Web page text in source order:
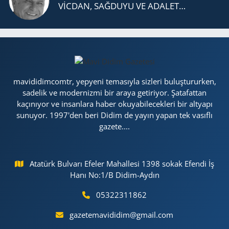
VİCDAN, SAĞ­DU­YU VE ADA­LET…
mavididimcomtr, yepyeni temasıyla sizleri buluştururken,
sadelik ve modernizmi bir araya getiriyor. Şatafattan
kaçınıyor ve insanlara haber okuyabilecekleri bir altyapı
sunuyor. 1997'den beri Didim de yayın yapan tek vasıflı
gazete....
Atatürk Bulvarı Efeler Mahallesi 1398 sokak Efendi İş
Hanı No:1/B Didim-Aydın
05322311862
gazetemavididim@gmail.com